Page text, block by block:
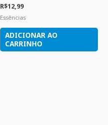
R$12,99
Essências
ADICIONAR AO
CARRINHO